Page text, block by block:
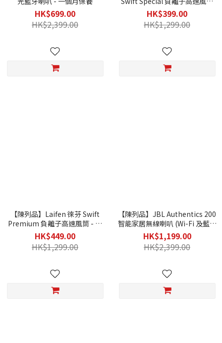
HK$699.00
HK$2,399.00
(寶石紅限定版 - 1個月保養/不連
原包裝盒)
HK$399.00
HK$1,299.00
【陳列品】Laifen 徠芬 Swift
Premium 負離子高速風筒 - 附
送標準順滑風嘴/ 擴散風嘴/ 旅行
收納包 - 1個月保養
HK$449.00
HK$1,299.00
【陳列品】JBL Authentics 200
智能家居無線喇叭 (Wi-Fi 及藍牙
連接功能) - 三個月保養
HK$1,199.00
HK$2,399.00